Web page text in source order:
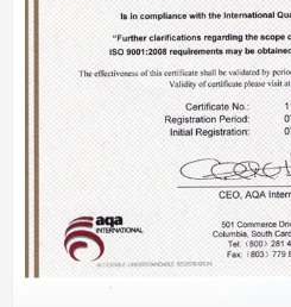
las telecomunicaciones y las
continuamos mejorando los
Además investigamos y producimos
pedido de los clientes.Nuestra
objeto de la más alta calidad, el
prestigio. Aprovechando nuestra
creemos juntos el mejor futuro a
clientes tanto viejos como nuevos y